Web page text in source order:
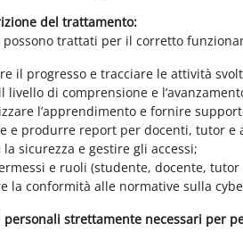
del trattamento:
trattati per il corretto
il progresso e tracciare le attività
livello di comprensione e
l’apprendimento e fornire
e produrre report per docenti, tutor e
sicurezza e gestire gli accessi;
e ruoli (studente, docente,
la conformità alle normative sulla
strettamente necessari per